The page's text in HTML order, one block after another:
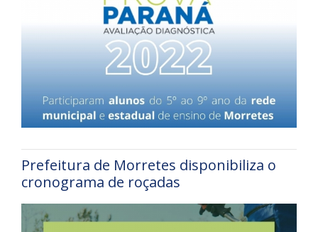
Prefeitura de Morretes disponibiliza o
cronograma de roçadas